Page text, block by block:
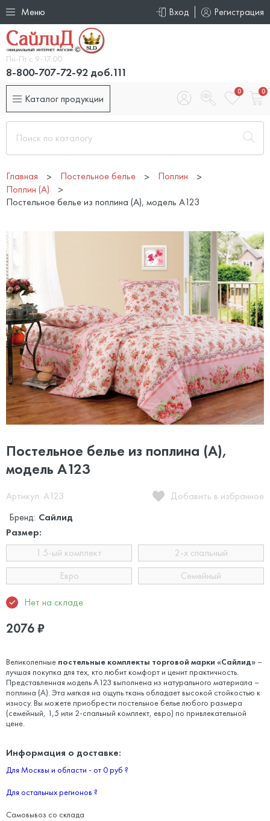
Меню Вход Регистрация
Пн-Пт с 9-17.00
8-800-707-72-92 доб.111
Каталог продукции
0 0
Главная Постельное белье
Поплин
Поплин (А)
Постельное белье из поплина (А), модель А123
Постельное белье из поплина (А),
модель А123
Артикул: А123
Добавить в избранное
Бренд: Сайлид
Размер:
1.5-ый комплект
2-х спальный
Евро
Семейный
Нет на складе
2076₽
Великолепные постельные комплекты торговой марки «Сайлид» –
лучшая покупка для тех, кто любит комфорт и ценит практичность.
Представленная модель А123 выполнена из натурального материала –
поплина (А). Эта мягкая на ощупь ткань обладает высокой стойкостью к
износу. Вы можете приобрести постельное белье любого размера
(семейный, 1,5 или 2-спальный комплект, евро) по привлекательной
цене.
Информация о доставке:
Для Москвы и области - от 0 руб ?
Для остальных регионов ?
Самовывоз со склада